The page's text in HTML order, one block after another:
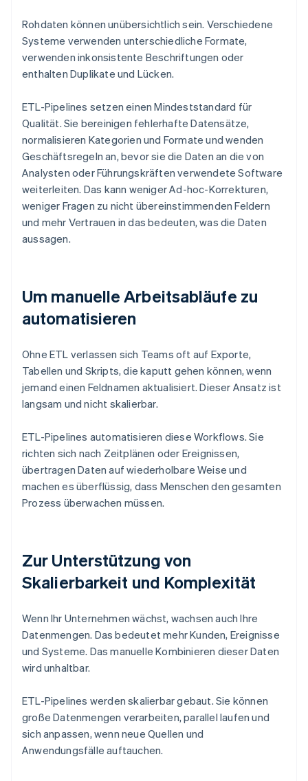
Rohdaten können unübersichtlich sein. Verschiedene
Systeme verwenden unterschiedliche Formate,
verwenden inkonsistente Beschriftungen oder
enthalten Duplikate und Lücken.
ETL-Pipelines setzen einen Mindeststandard für
Qualität. Sie bereinigen fehlerhafte Datensätze,
normalisieren Kategorien und Formate und wenden
Geschäftsregeln an, bevor sie die Daten an die von
Analysten oder Führungskräften verwendete Software
weiterleiten. Das kann weniger Ad-hoc-Korrekturen,
weniger Fragen zu nicht übereinstimmenden Feldern
und mehr Vertrauen in das bedeuten, was die Daten
aussagen.
Um manuelle Arbeitsabläufe zu
automatisieren
Ohne ETL verlassen sich Teams oft auf Exporte,
Tabellen und Skripts, die kaputt gehen können, wenn
jemand einen Feldnamen aktualisiert. Dieser Ansatz ist
langsam und nicht skalierbar.
ETL-Pipelines automatisieren diese Workflows. Sie
richten sich nach Zeitplänen oder Ereignissen,
übertragen Daten auf wiederholbare Weise und
machen es überflüssig, dass Menschen den gesamten
Prozess überwachen müssen.
Zur Unterstützung von
Skalierbarkeit und Komplexität
Wenn Ihr Unternehmen wächst, wachsen auch Ihre
Datenmengen. Das bedeutet mehr Kunden, Ereignisse
und Systeme. Das manuelle Kombinieren dieser Daten
wird unhaltbar.
ETL-Pipelines werden skalierbar gebaut. Sie können
große Datenmengen verarbeiten, parallel laufen und
sich anpassen, wenn neue Quellen und
Anwendungsfälle auftauchen.